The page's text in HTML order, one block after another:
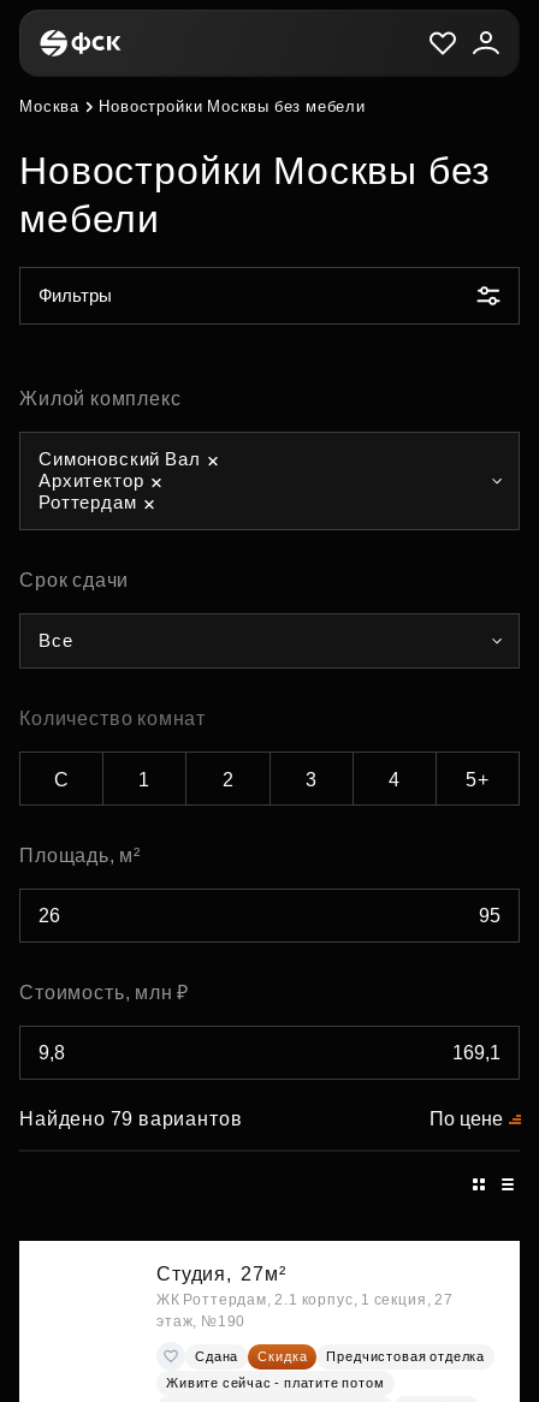
Москва Новостройки Москвы без мебели
Новостройки Москвы без
мебели
Фильтры
Жилой комплекс
Симоновский Вал
Архитектор
Роттердам
Срок сдачи
Все
Количество комнат
С 1 2 3 4 5+
Площадь, м²
Стоимость, млн ₽
Найдено 79 вариантов По цене
Студия, 27м²
ЖК Роттердам, 2.1 корпус, 1 секция, 27
этаж, №190
Сдана Скидка
Предчистовая отделка
Живите сейчас - платите потом